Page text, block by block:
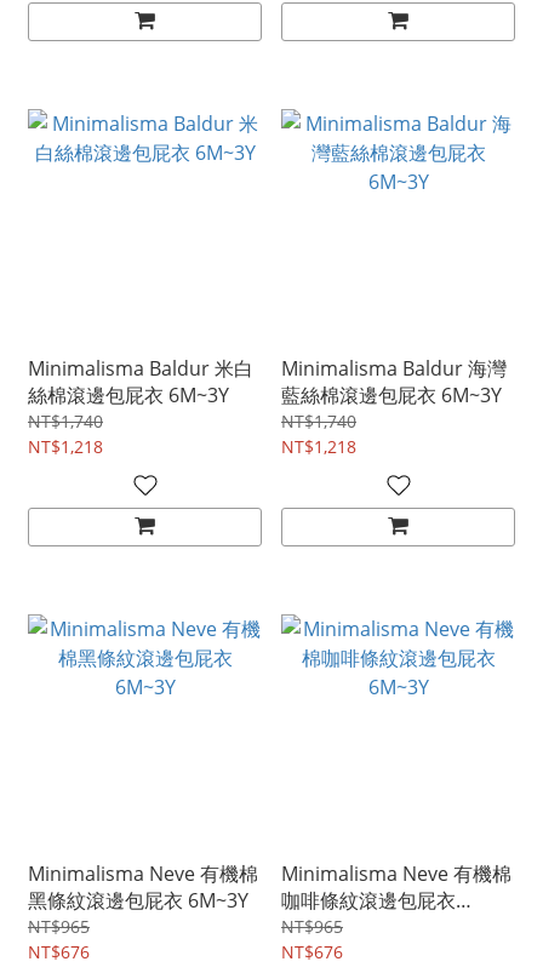
Minimalisma Baldur 米白
絲棉滾邊包屁衣 6M~3Y
NT$1,740
NT$1,218
Minimalisma Baldur 海灣
藍絲棉滾邊包屁衣 6M~3Y
NT$1,740
NT$1,218
Minimalisma Neve 有機棉
黑條紋滾邊包屁衣 6M~3Y
NT$965
NT$676
Minimalisma Neve 有機棉
咖啡條紋滾邊包屁衣
6M~3Y
NT$965
NT$676